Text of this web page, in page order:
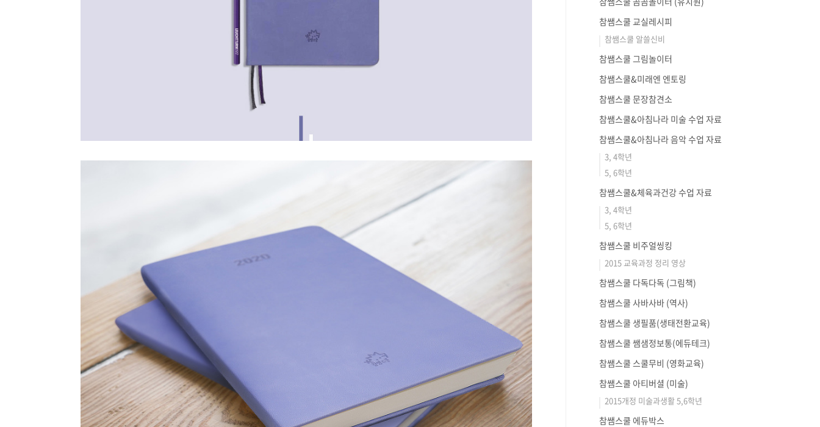
참쌤스쿨 교실레시피
참쌤스쿨 알쓸신비
참쌤스쿨 그림놀이터
참쌤스쿨&미래엔 엔토링
참쌤스쿨 문장참견소
참쌤스쿨&아침나라 미술 수업 자료
참쌤스쿨&아침나라 음악 수업 자료
3, 4학년
5, 6학년
참쌤스쿨&체육과건강 수업 자료
3, 4학년
5, 6학년
참쌤스쿨 비주얼씽킹
2015 교육과정 정리 영상
참쌤스쿨 다독다독 (그림책)
참쌤스쿨 사바사바 (역사)
참쌤스쿨 생필품(생태전환교육)
참쌤스쿨 쌤샘정보통(에듀테크)
참쌤스쿨 스쿨무비 (영화교육)
참쌤스쿨 아티버셜 (미술)
2015개정 미술과생활 5,6학년
참쌤스쿨 에듀박스